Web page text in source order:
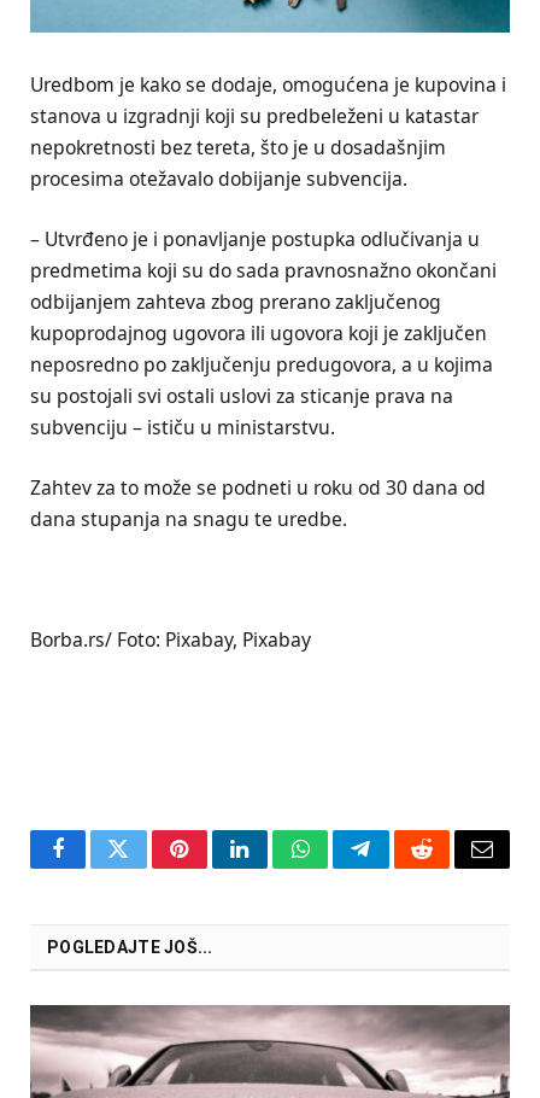
Uredbom je kako se dodaje, omogućena je kupovina i
stanova u izgradnji koji su predbeleženi u katastar
nepokretnosti bez tereta, što je u dosadašnjim
procesima otežavalo dobijanje subvencija.
– Utvrđeno je i ponavljanje postupka odlučivanja u
predmetima koji su do sada pravnosnažno okončani
odbijanjem zahteva zbog prerano zaključenog
kupoprodajnog ugovora ili ugovora koji je zaključen
neposredno po zaključenju predugovora, a u kojima
su postojali svi ostali uslovi za sticanje prava na
subvenciju – ističu u ministarstvu.
Zahtev za to može se podneti u roku od 30 dana od
dana stupanja na snagu te uredbe.
Borba.rs/ Foto: Pixabay, Pixabay
FacebookTwitterPinterestLinkedInWhatsAppTelegramRedditEmail
POGLEDAJTE JOŠ...